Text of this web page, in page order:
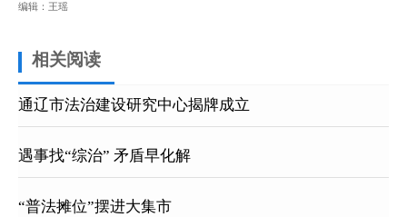
编辑：王瑶
相关阅读
通辽市法治建设研究中心揭牌成立
遇事找“综治” 矛盾早化解
“普法摊位”摆进大集市